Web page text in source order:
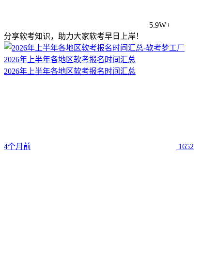
5.9W+
分享软考知识，助力大家软考早日上岸！
2026年上半年各地区软考报名时间汇总
2026年上半年各地区软考报名时间汇总
4个月前 1652